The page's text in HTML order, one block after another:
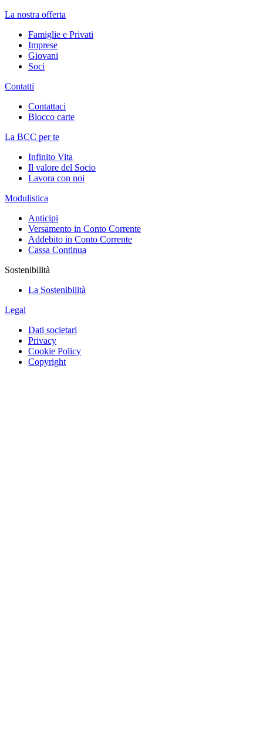
La nostra offerta
Famiglie e Privati
Imprese
Giovani
Soci
Contatti
Contattaci
Blocco carte
La BCC per te
Infinito Vita
Il valore del Socio
Lavora con noi
Modulistica
Anticipi
Versamento in Conto Corrente
Addebito in Conto Corrente
Cassa Continua
Sostenibilità
La Sostenibilità
Legal
Dati societari
Privacy
Cookie Policy
Copyright